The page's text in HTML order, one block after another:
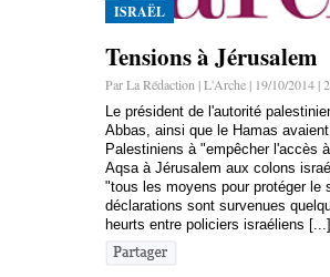
ISRAËL
Tensions à Jérusalem
Par La Rédaction | L'Arche | 19/10/2014 |
Le président de l'autorité
Abbas, ainsi que le Hamas
Palestiniens à "empêcher l'accès
Aqsa à Jérusalem aux colons
"tous les moyens pour protéger le
déclarations sont survenues
heurts entre policiers israéliens [...]